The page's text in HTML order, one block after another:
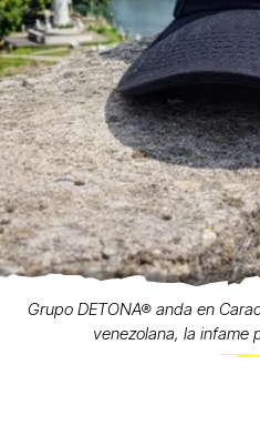
Grupo DETONA® anda en
venezolana, la infame